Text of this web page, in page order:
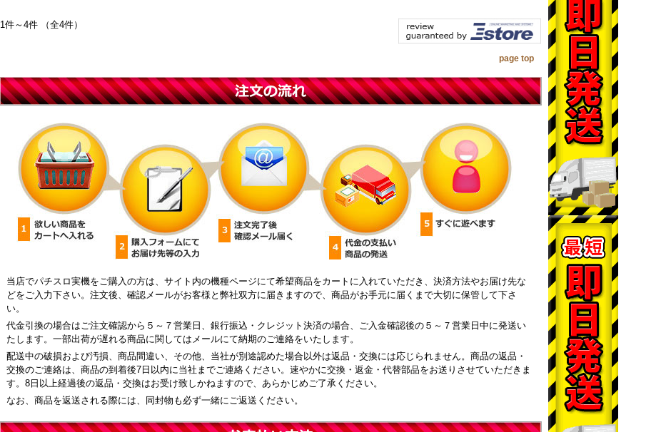
1件～4件 （全4件）
page top
当店でパチスロ実機をご購入の方は、サイト内の機種ページにて希望商品をカートに入れていただき、決済方法やお届け先な
どをご入力下さい。注文後、確認メールがお客様と弊社双方に届きますので、商品がお手元に届くまで大切に保管して下さ
い。
代金引換の場合はご注文確認から５～７営業日、銀行振込・クレジット決済の場合、ご入金確認後の５～７営業日中に発送い
たします。一部出荷が遅れる商品に関してはメールにて納期のご連絡をいたします。
配送中の破損および汚損、商品間違い、その他、当社が別途認めた場合以外は返品・交換には応じられません。商品の返品・
交換のご連絡は、商品の到着後7日以内に当社までご連絡ください。速やかに交換・返金・代替部品をお送りさせていただきま
す。8日以上経過後の返品・交換はお受け致しかねますので、あらかじめご了承ください。
なお、商品を返送される際には、同封物も必ず一緒にご返送ください。